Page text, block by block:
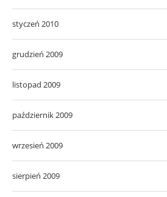
styczeń 2010
grudzień 2009
listopad 2009
październik 2009
wrzesień 2009
sierpień 2009